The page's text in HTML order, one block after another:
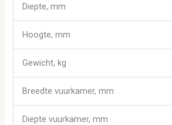
Diepte, mm
Hoogte, mm
Gewicht, kg
Breedte vuurkamer, mm
Diepte vuurkamer, mm